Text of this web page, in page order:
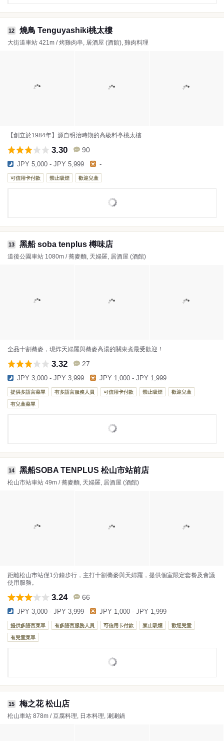
12 燒鳥 Tenguyashiki桃太樓
大街道車站 421m / 烤雞肉串, 居酒屋 (酒館), 雞肉料理
【創立於1984年】源自明治時期的高級料亭桃太樓
3.30 90
JPY 5,000 - JPY 5,999 -
可信用卡付款 禁止吸煙 歡迎兒童
13 黑船 soba tenplus 樽味店
道後公園車站 1080m / 蕎麥麵, 天婦羅, 居酒屋 (酒館)
全品十割蕎麥，現炸天婦羅與蕎麥高湯的關東煮最受歡迎！
3.32 27
JPY 3,000 - JPY 3,999 JPY 1,000 - JPY 1,999
提供多語言菜單 有多語言服務人員 可信用卡付款 禁止吸煙 歡迎兒童
有兒童菜單
14 黑船SOBA TENPLUS 松山市站前店
松山市站車站 49m / 蕎麥麵, 天婦羅, 居酒屋 (酒館)
距離松山市站僅1分鐘步行，主打十割蕎麥與天婦羅，提供個室限定套餐及會議
使用服務。
3.24 66
JPY 3,000 - JPY 3,999 JPY 1,000 - JPY 1,999
提供多語言菜單 有多語言服務人員 可信用卡付款 禁止吸煙 歡迎兒童
有兒童菜單
15 梅之花 松山店
松山車站 878m / 豆腐料理, 日本料理, 涮涮鍋